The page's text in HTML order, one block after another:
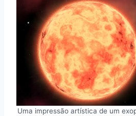
Uma impressão artística de um